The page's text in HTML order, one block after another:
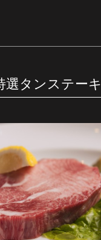
タンステーキ